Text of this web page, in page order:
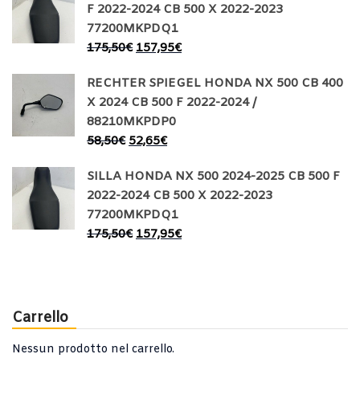
F 2022-2024 CB 500 X 2022-2023
77200MKPDQ1
175,50€ 157,95€
RECHTER SPIEGEL HONDA NX 500 CB 400
X 2024 CB 500 F 2022-2024 /
88210MKPDP0
58,50€ 52,65€
SILLA HONDA NX 500 2024-2025 CB 500 F
2022-2024 CB 500 X 2022-2023
77200MKPDQ1
175,50€ 157,95€
Carrello
Nessun prodotto nel carrello.